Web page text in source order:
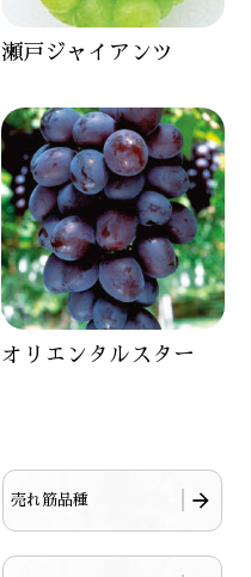
瀬戸ジャイアンツ
オリエンタルスター
売れ筋品種